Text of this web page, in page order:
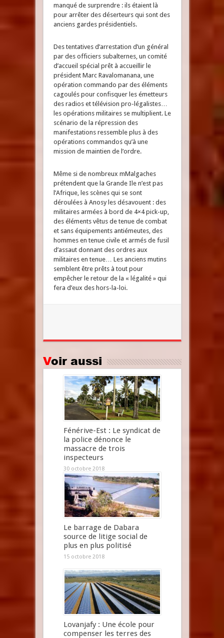
manqué de surprendre : ils étaient là
pour arrêter des déserteurs qui sont des
anciens gardes présidentiels.
Des tentatives d’arrestation d’un général
par des officiers subalternes, un comité
d’accueil spécial prêt à accueillir le
président Marc Ravalomanana, une
opération commando par des éléments
cagoulés pour confisquer les émetteurs
des radios et télévision pro-légalistes…
les opérations militaires se multiplient. Le
scénario de la répression des
manifestations ressemble plus à des
opérations commandos qu’à une
mission de maintien de l’ordre.
Même si de nombreux mMalgaches
prétendent que la Grande Ile n’est pas
l’Afrique, les scènes qui se sont
déroulées à Anosy les désavouent : des
militaires armées à bord de 4×4 pick-up,
des éléments vêtus de tenue de combat
et sans équipements antiémeutes, des
hommes en tenue civile et armés de fusil
d’assaut donnant des ordres aux
militaires en tenue… Les anciens mutins
semblent être prêts à tout pour
empêcher le retour de la « légalité » qui
fera d’eux des hors-la-loi.
Voir aussi
Fénérive-Est : Le syndicat de
la police dénonce le
massacre de trois
inspecteurs
30 octobre 2018
Le barrage de Dabara
source de litige social de
plus en plus politisé
15 octobre 2018
Lovanjafy : Une école pour
compenser les terres des